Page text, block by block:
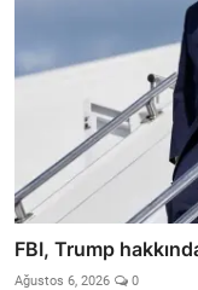
FBI, Trump
Ağustos 6, 2026 0